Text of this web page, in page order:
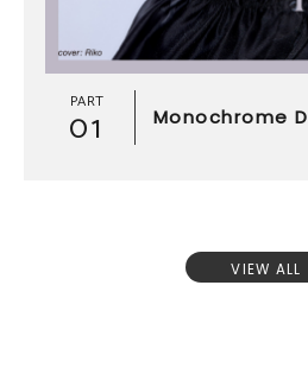
PART
01 Monochrome
VIEW ALL